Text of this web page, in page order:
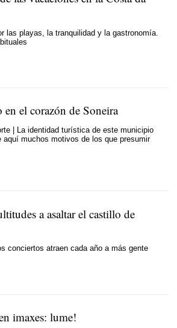
las playas, la tranquilidad y la gastronomía.
el corazón de Soneira
| La identidad turística de este municipio
muchos motivos de los que presumir
a asaltar el castillo de
conciertos atraen cada año a más gente
imaxes: lume!